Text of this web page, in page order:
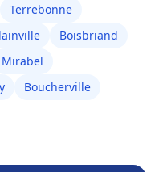
Terrebonne
Boisbriand
Mirabel
Boucherville